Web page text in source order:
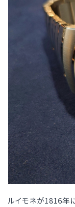
ルイモネが1816年